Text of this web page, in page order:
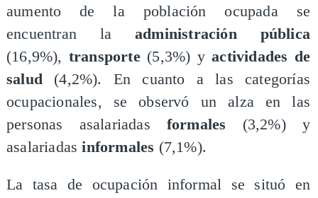
aumento de la población ocupada se
encuentran la administración pública
(16,9%), transporte(5,3%) yactividades de
salud (4,2%). En cuanto a las categorías
ocupacionales, se observó un alza en las
personas asalariadas formales (3,2%) y
asalariadasinformales (7,1%).
La tasa de ocupación informal se situó en